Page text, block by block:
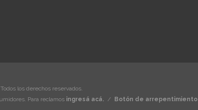
los derechos reservados.
Para reclamos ingresá acá. / Botón de arrepentimiento